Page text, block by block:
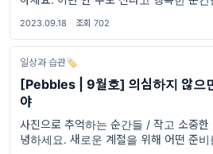
2023.09.18 · 조회 702
일상과 습관🏷
[Pebbles | 9월호] 의심하지 않으
야
사진으로 추억하는 순간들 / 작고 소중한
녕하세요. 새로운 계절을 위해 어떤 준